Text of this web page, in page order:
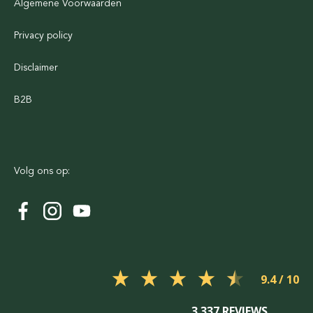
Algemene Voorwaarden
Privacy policy
Disclaimer
B2B
Volg ons op:
9.4